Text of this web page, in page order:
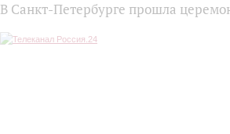
В Санкт-Петербурге прошла